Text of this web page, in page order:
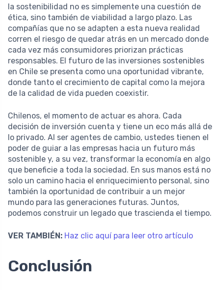
la sostenibilidad no es simplemente una cuestión de
ética, sino también de viabilidad a largo plazo. Las
compañías que no se adapten a esta nueva realidad
corren el riesgo de quedar atrás en un mercado donde
cada vez más consumidores priorizan prácticas
responsables. El futuro de las inversiones sostenibles
en Chile se presenta como una oportunidad vibrante,
donde tanto el crecimiento de capital como la mejora
de la calidad de vida pueden coexistir.
Chilenos, el momento de actuar es ahora. Cada
decisión de inversión cuenta y tiene un eco más allá de
lo privado. Al ser agentes de cambio, ustedes tienen el
poder de guiar a las empresas hacia un futuro más
sostenible y, a su vez, transformar la economía en algo
que beneficie a toda la sociedad. En sus manos está no
solo un camino hacia el enriquecimiento personal, sino
también la oportunidad de contribuir a un mejor
mundo para las generaciones futuras. Juntos,
podemos construir un legado que trascienda el tiempo.
VER TAMBIÉN: Haz clic aquí para leer otro artículo
Conclusión